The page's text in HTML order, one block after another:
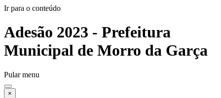
Ir para o conteúdo
Adesão 2023 - Prefeitura
Municipal de Morro da Garça
Pular menu
×